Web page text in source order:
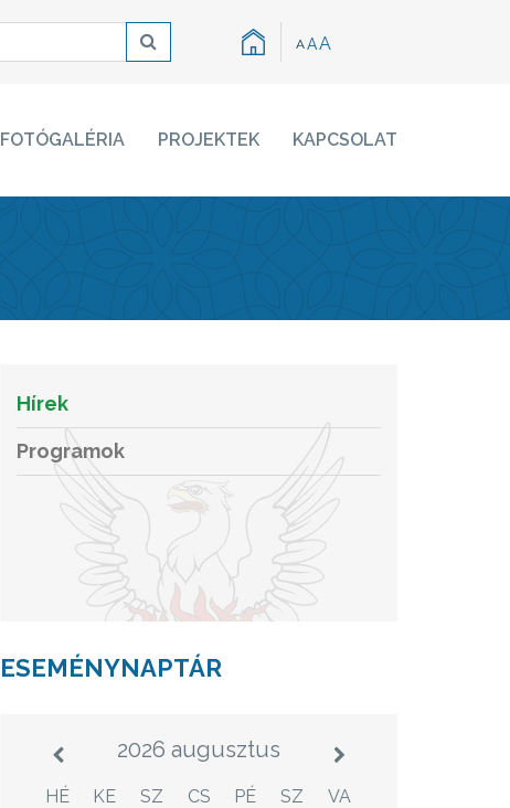
A A A
FOTÓGALÉRIA PROJEKTEK KAPCSOLAT
Hírek
Programok
ESEMÉNYNAPTÁR
2026 augusztus
HÉ KE SZ CS PÉ SZ VA